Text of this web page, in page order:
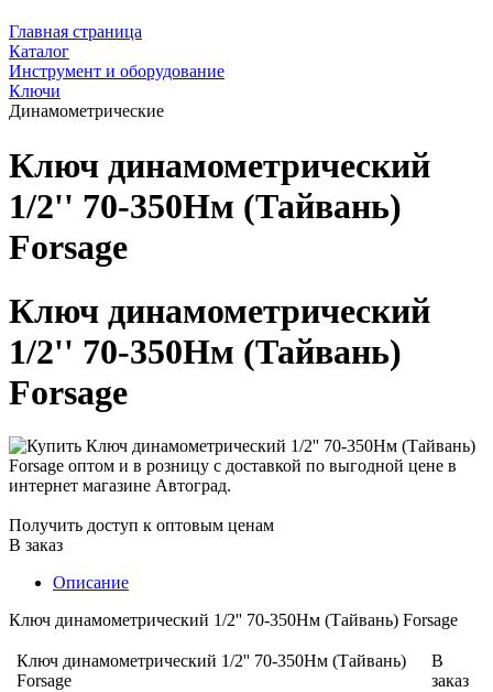
Главная страница
Каталог
Инструмент и оборудование
Ключи
Динамометрические
Ключ динамометрический
1/2'' 70-350Нм (Тайвань)
Forsage
Ключ динамометрический
1/2'' 70-350Нм (Тайвань)
Forsage
Получить доступ к оптовым ценам
В заказ
Описание
Ключ динамометрический 1/2'' 70-350Нм (Тайвань) Forsage
Ключ динамометрический 1/2'' 70-350Нм (Тайвань)
Forsage
В
заказ